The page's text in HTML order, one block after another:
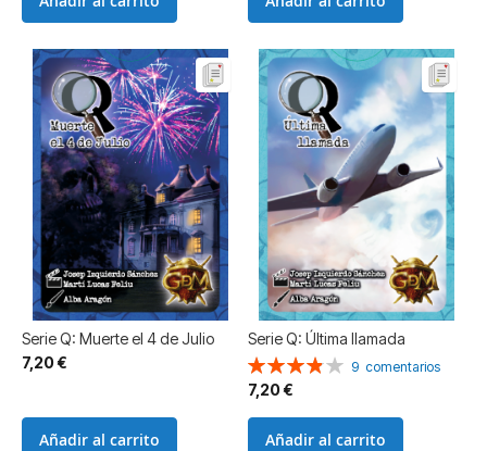
Serie Q: Muerte el 4 de Julio
7,20 €
Añadir al carrito
Serie Q: Última llamada
Valoración:
77%
9 comentarios
7,20 €
Añadir al carrito